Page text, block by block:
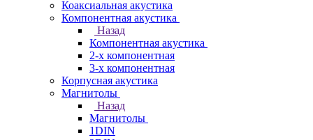
Коаксиальная акустика
Компонентная акустика
Назад
Компонентная акустика
2-х компонентная
3-х компонентная
Корпусная акустика
Магнитолы
Назад
Магнитолы
1DIN